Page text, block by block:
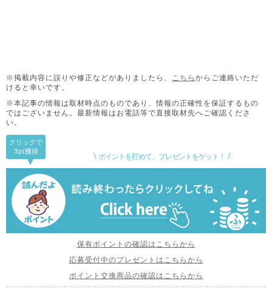
※掲載内容に誤りや修正などがありましたら、 こちら からご連絡いただ
けると幸いです。
※本記事の情報は取材時点のものであり、情報の正確性を保証するもの
ではございません。 最新情報はお電話等で直接取材先へご確認くださ
い。
ポイントを貯めて、プレゼントをゲット！
クリックで
3pt獲得
保有ポイントの確認はこちらから
応募受付中のプレゼントはこちらから
ポイント交換商品の確認はこちらから